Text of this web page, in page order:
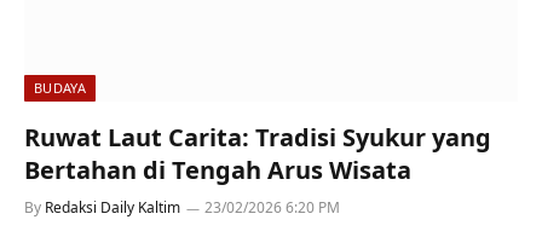
BUDAYA
Ruwat Laut Carita: Tradisi Syukur yang
Bertahan di Tengah Arus Wisata
By Redaksi Daily Kaltim 23/02/2026 6:20 PM